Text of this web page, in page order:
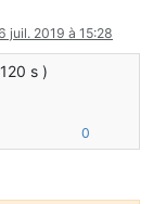
juil. 2019 à 15:28
s )
0